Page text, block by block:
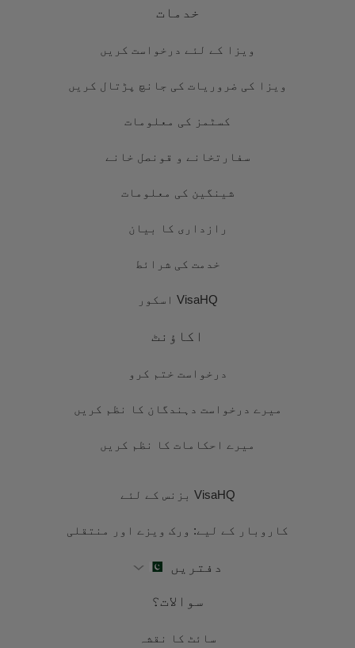
خدمات
ویزا کے لئے درخواست کریں
ویزا کی ضروریات کی جانچ پڑتال کریں
کسٹمز کی معلومات
سفارتخانے و قونصل خانے
شینگین کی معلومات
رازداری کا بیان
خدمت کی شرائط
VisaHQ اسکور
اکاؤنٹ
درخواست ختم کرو
میرے درخواست دہندگان کا نظم کریں
میرے احکامات کا نظم کریں
VisaHQ بزنس کے لئے
کاروبار کے لیے: ورک ویزے اور منتقلی
دفتریں
سوالات؟
سائٹ کا نقشہ